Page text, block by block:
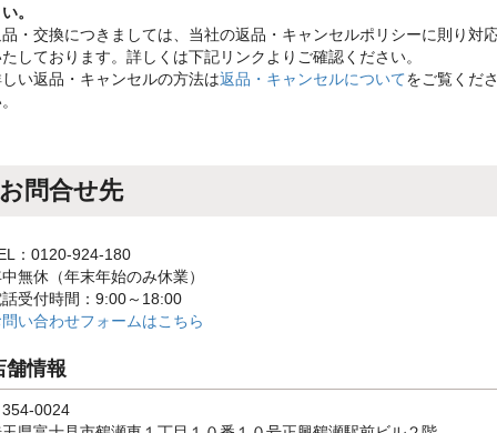
。
・交換につきましては、当社の返品・キャンセルポリシーに則り対
しております。詳しくは下記リンクよりご確認ください。
い返品・キャンセルの方法は返品・キャンセルについてをご覧くだ
お問合せ先
：0120-924-180
無休（年末年始のみ休業）
受付時間：9:00～18:00
い合わせフォームはこちら
舗情報
0024